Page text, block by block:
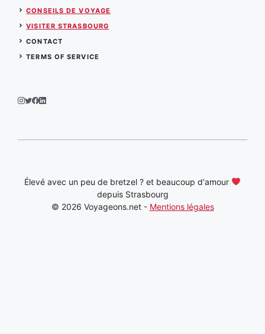
CONSEILS DE VOYAGE
VISITER STRASBOURG
CONTACT
TERMS OF SERVICE
Élevé avec un peu de bretzel ? et beaucoup d'amour
depuis Strasbourg
© 2026 Voyageons.net - Mentions légales